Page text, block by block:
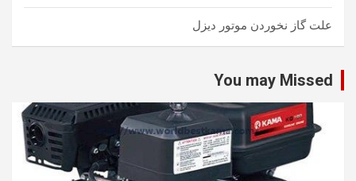
علت گاز نخوردن موتور دیزل
You may Missed